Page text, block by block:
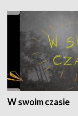
W swoim czasie